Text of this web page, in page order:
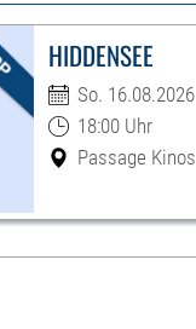
HIDDENSEE
So. 16.08.2026
18:00 Uhr
Passage Kinos